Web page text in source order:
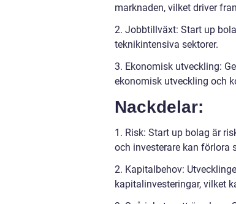
marknaden, vilket driver
2. Jobbtillväxt: Start up
teknikintensiva sektorer.
3. Ekonomisk utveckling:
ekonomisk utveckling och
Nackdelar:
1. Risk: Start up bolag är
och investerare kan förlora
2. Kapitalbehov:
kapitalinvesteringar, vilket